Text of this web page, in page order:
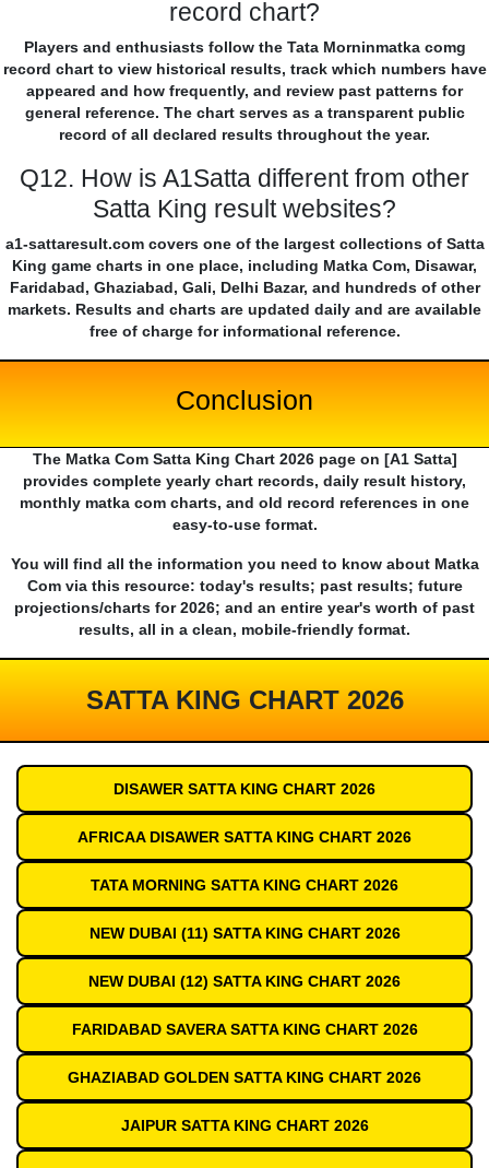
record chart?
Players and enthusiasts follow the Tata Morninmatka comg
record chart to view historical results, track which numbers have
appeared and how frequently, and review past patterns for
general reference. The chart serves as a transparent public
record of all declared results throughout the year.
Q12. How is A1Satta different from other
Satta King result websites?
a1-sattaresult.com covers one of the largest collections of Satta
King game charts in one place, including Matka Com, Disawar,
Faridabad, Ghaziabad, Gali, Delhi Bazar, and hundreds of other
markets. Results and charts are updated daily and are available
free of charge for informational reference.
Conclusion
The Matka Com Satta King Chart 2026 page on [A1 Satta]
provides complete yearly chart records, daily result history,
monthly matka com charts, and old record references in one
easy-to-use format.
You will find all the information you need to know about Matka
Com via this resource: today's results; past results; future
projections/charts for 2026; and an entire year's worth of past
results, all in a clean, mobile-friendly format.
SATTA KING CHART 2026
DISAWER SATTA KING CHART 2026
AFRICAA DISAWER SATTA KING CHART 2026
TATA MORNING SATTA KING CHART 2026
NEW DUBAI (11) SATTA KING CHART 2026
NEW DUBAI (12) SATTA KING CHART 2026
FARIDABAD SAVERA SATTA KING CHART 2026
GHAZIABAD GOLDEN SATTA KING CHART 2026
JAIPUR SATTA KING CHART 2026